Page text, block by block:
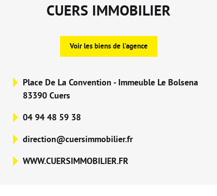
CUERS IMMOBILIER
Voir les biens de l'agence
Place De La Convention - Immeuble Le Bolsena
83390 Cuers
04 94 48 59 38
direction@cuersimmobilier.fr
WWW.CUERSIMMOBILIER.FR